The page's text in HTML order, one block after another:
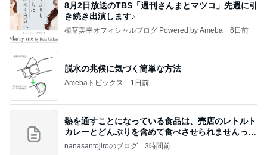
8月2日放送のTBS「週刊さんまとマツコ」先週に引
き続き出演します♪
植草美幸オフィシャルブログ Powered by Ameba 6日前
脱水の兆候に気づく簡単な方法
Amebaトピックス 1日前
熱を通すことになっている食品は、売店のレトルト
カレーとどんぶりを含めて食べさせられませんっ
て、男
nanasantojiroのブログ 3時間前